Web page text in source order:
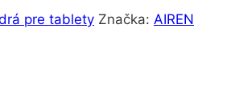
pre tablety Značka: AIREN